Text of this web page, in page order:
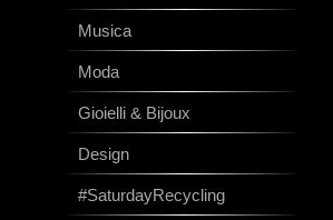
Musica
Moda
Gioielli & Bijoux
Design
#SaturdayRecycling